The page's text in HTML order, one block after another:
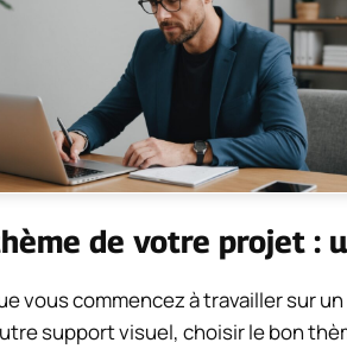
de votre projet :
vous commencez à travailler sur
support visuel, choisir le bon